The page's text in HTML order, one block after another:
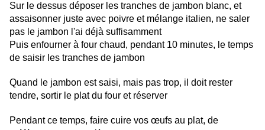
Sur le dessus déposer les tranches de jambon blanc, et
assaisonner juste avec poivre et mélange italien, ne saler
pas le jambon l'ai déjà suffisamment
Puis enfourner à four chaud, pendant 10 minutes, le temps
de saisir les tranches de jambon
Quand le jambon est saisi, mais pas trop, il doit rester
tendre, sortir le plat du four et réserver
Pendant ce temps, faire cuire vos œufs au plat, de